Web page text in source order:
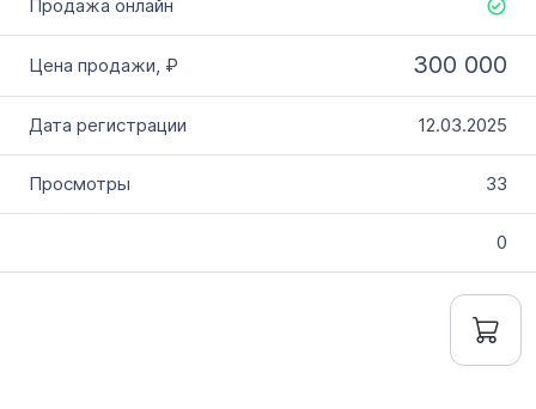
300 000
12.03.2025
33
0